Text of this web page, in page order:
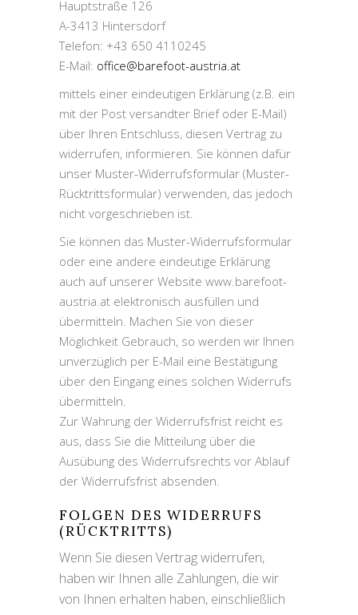
Hauptstraße 126
A-3413 Hintersdorf
Telefon: +43 650 4110245
E-Mail: office@barefoot-austria.at
mittels einer eindeutigen Erklärung (z.B. ein
mit der Post versandter Brief oder E-Mail)
über Ihren Entschluss, diesen Vertrag zu
widerrufen, informieren. Sie können dafür
unser Muster-Widerrufsformular (Muster-
Rücktrittsformular) verwenden, das jedoch
nicht vorgeschrieben ist.
Sie können das Muster-Widerrufsformular
oder eine andere eindeutige Erklärung
auch auf unserer Website www.barefoot-
austria.at elektronisch ausfüllen und
übermitteln. Machen Sie von dieser
Möglichkeit Gebrauch, so werden wir Ihnen
unverzüglich per E-Mail eine Bestätigung
über den Eingang eines solchen Widerrufs
übermitteln.
Zur Wahrung der Widerrufsfrist reicht es
aus, dass Sie die Mitteilung über die
Ausübung des Widerrufsrechts vor Ablauf
der Widerrufsfrist absenden.
FOLGEN DES WIDERRUFS
(RÜCKTRITTS)
Wenn Sie diesen Vertrag widerrufen,
haben wir Ihnen alle Zahlungen, die wir
von Ihnen erhalten haben, einschließlich